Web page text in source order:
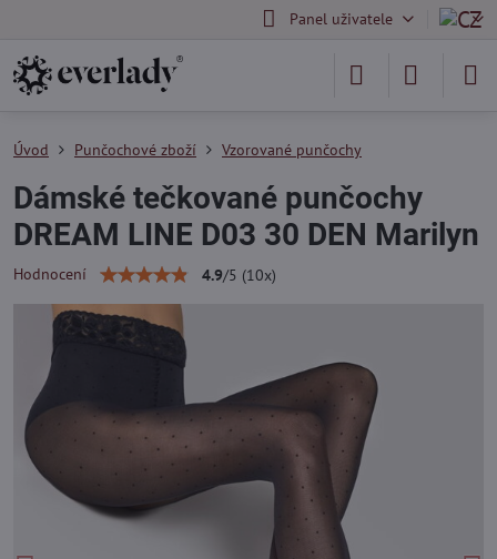
Panel uživatele
Úvod Punčochové zboží Vzorované punčochy
Dámské tečkované punčochy
DREAM LINE D03 30 DEN Marilyn
Hodnocení 4.9/5 (10x)